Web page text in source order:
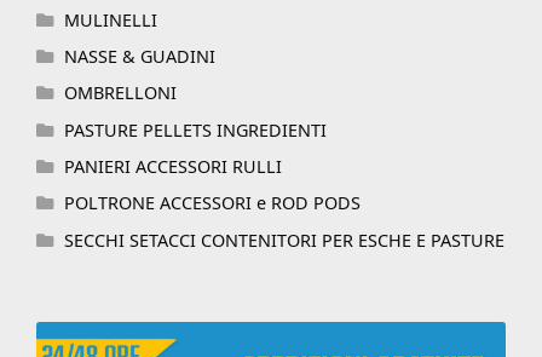
MULINELLI
NASSE & GUADINI
OMBRELLONI
PASTURE PELLETS INGREDIENTI
PANIERI ACCESSORI RULLI
POLTRONE ACCESSORI e ROD PODS
SECCHI SETACCI CONTENITORI PER ESCHE E PASTURE